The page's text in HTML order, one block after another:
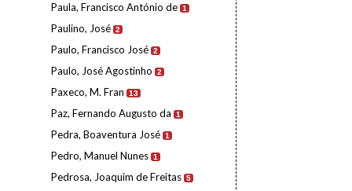
Paula, Francisco António de 1
Paulino, José 2
Paulo, Francisco José 2
Paulo, José Agostinho 2
Paxeco, M. Fran 13
Paz, Fernando Augusto da 1
Pedra, Boaventura José 1
Pedro, Manuel Nunes 1
Pedrosa, Joaquim de Freitas 5